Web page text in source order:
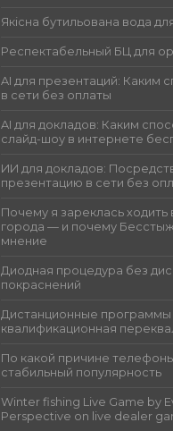
Якісна бутильована вода
Респектабельный БЦ для
AI для презентаций: Каким
в сети без оплаты
AI для докладов: Каким
слайд-шоу в интернете
ИИ для докладов:
презентацию в сети без
Почему я зареклась ходить
города — и почему
мнение
Диодная процедура без
покраснений
Дистанционные программы
квалификационная
По какой причине
стабильный популярность
Winter fishing Live Game by
Perspective on live dealer